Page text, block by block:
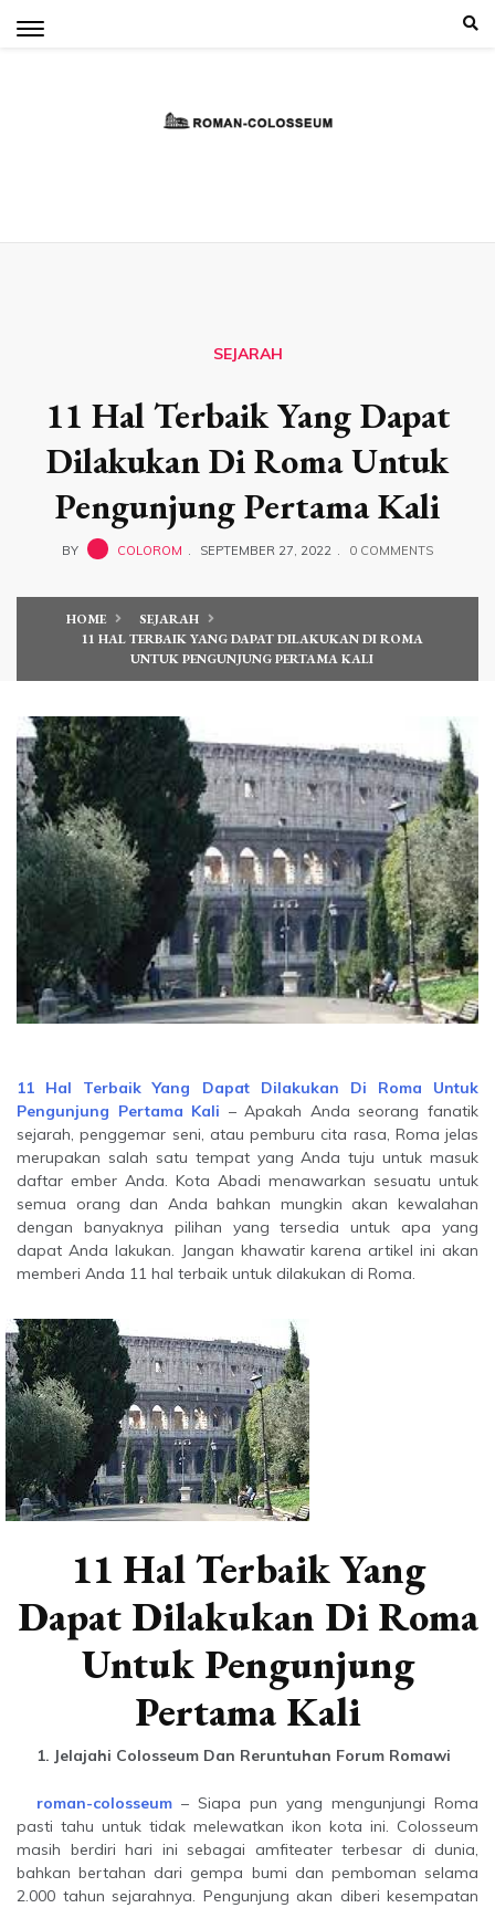
SEJARAH
11 Hal Terbaik Yang Dapat
Dilakukan Di Roma Untuk
Pengunjung Pertama Kali
BY COLOROM SEPTEMBER 27, 2022 0 COMMENTS
HOME
SEJARAH
11 HAL TERBAIK YANG DAPAT DILAKUKAN DI ROMA
UNTUK PENGUNJUNG PERTAMA KALI
11 Hal Terbaik Yang Dapat Dilakukan Di Roma Untuk
Pengunjung Pertama Kali – Apakah Anda seorang fanatik
sejarah, penggemar seni, atau pemburu cita rasa, Roma jelas
merupakan salah satu tempat yang Anda tuju untuk masuk
daftar ember Anda. Kota Abadi menawarkan sesuatu untuk
semua orang dan Anda bahkan mungkin akan kewalahan
dengan banyaknya pilihan yang tersedia untuk apa yang
dapat Anda lakukan. Jangan khawatir karena artikel ini akan
memberi Anda 11 hal terbaik untuk dilakukan di Roma.
11 Hal Terbaik Yang
Dapat Dilakukan Di Roma
Untuk Pengunjung
Pertama Kali
1. Jelajahi Colosseum Dan Reruntuhan Forum Romawi
roman-colosseum – Siapa pun yang mengunjungi Roma
pasti tahu untuk tidak melewatkan ikon kota ini. Colosseum
masih berdiri hari ini sebagai amfiteater terbesar di dunia,
bahkan bertahan dari gempa bumi dan pemboman selama
2.000 tahun sejarahnya. Pengunjung akan diberi kesempatan